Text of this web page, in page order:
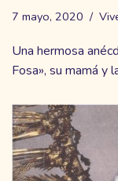
7 mayo, 2020
Una hermosa
Fosa», su mamá y